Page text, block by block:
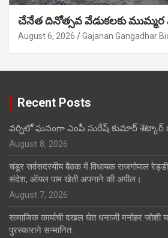
చేనేత దినోత్సవ వేడుకలకు ముమ్మర
August 6, 2026 Gajanan Gangadhar
Recent Posts
వర్నిలో ఘనంగా ఎంపీ సురేష్ కుమార్ శెట్కార్
August 8, 2026
चंडूर सर्वसदस्यीय बैठक में विधायक राजगोपाल
संदेश, ऑयल पाम खेती अपनाने की अपील।
August 7, 2026
सामाजिक कार्याची दखल घेत धनाजी मनोहर जोशी
पुरस्काराने सन्मानित.